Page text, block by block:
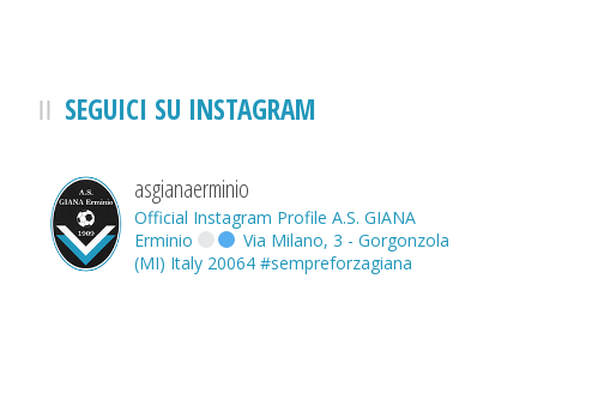
SEGUICI SU INSTAGRAM
asgianaerminio
Official Instagram Profile A.S. GIANA
Erminio
Via Milano, 3 - Gorgonzola
(MI) Italy 20064 #sempreforzagiana